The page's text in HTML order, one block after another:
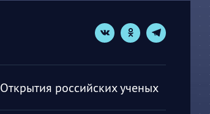
Открытия российских ученых